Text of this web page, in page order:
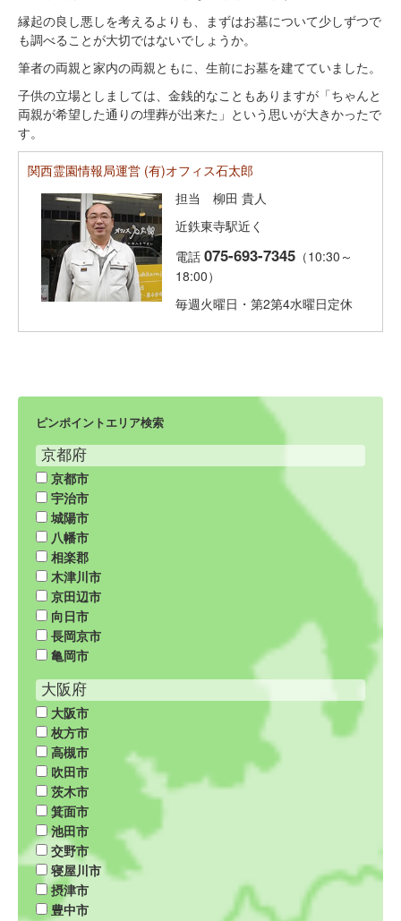
縁起の良し悪しを考えるよりも、まずはお墓について少しずつで
も調べることが大切ではないでしょうか。
筆者の両親と家内の両親ともに、生前にお墓を建てていました。
子供の立場としましては、金銭的なこともありますが「ちゃんと
両親が希望した通りの埋葬が出来た」という思いが大きかったで
す。
関西霊園情報局運営 (有)オフィス石太郎
担当 柳田 貴人
近鉄東寺駅近く
電話 075-693-7345 （10:30～
18:00）
毎週火曜日・第2第4水曜日定休
ピンポイントエリア検索
京都府
京都市
宇治市
城陽市
八幡市
相楽郡
木津川市
京田辺市
向日市
長岡京市
亀岡市
大阪府
大阪市
枚方市
高槻市
吹田市
茨木市
箕面市
池田市
交野市
寝屋川市
摂津市
豊中市